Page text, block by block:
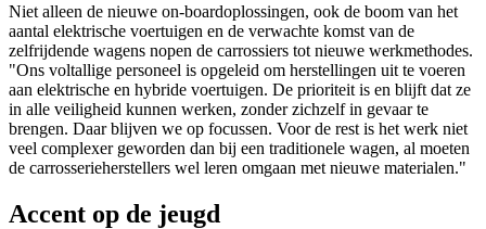
Niet alleen de nieuwe on-boardoplossingen, ook de boom van het
aantal elektrische voertuigen en de verwachte komst van de
zelfrijdende wagens nopen de carrossiers tot nieuwe werkmethodes.
"Ons voltallige personeel is opgeleid om herstellingen uit te voeren
aan elektrische en hybride voertuigen. De prioriteit is en blijft dat ze
in alle veiligheid kunnen werken, zonder zichzelf in gevaar te
brengen. Daar blijven we op focussen. Voor de rest is het werk niet
veel complexer geworden dan bij een traditionele wagen, al moeten
de carrosserieherstellers wel leren omgaan met nieuwe materialen."
Accent op de jeugd